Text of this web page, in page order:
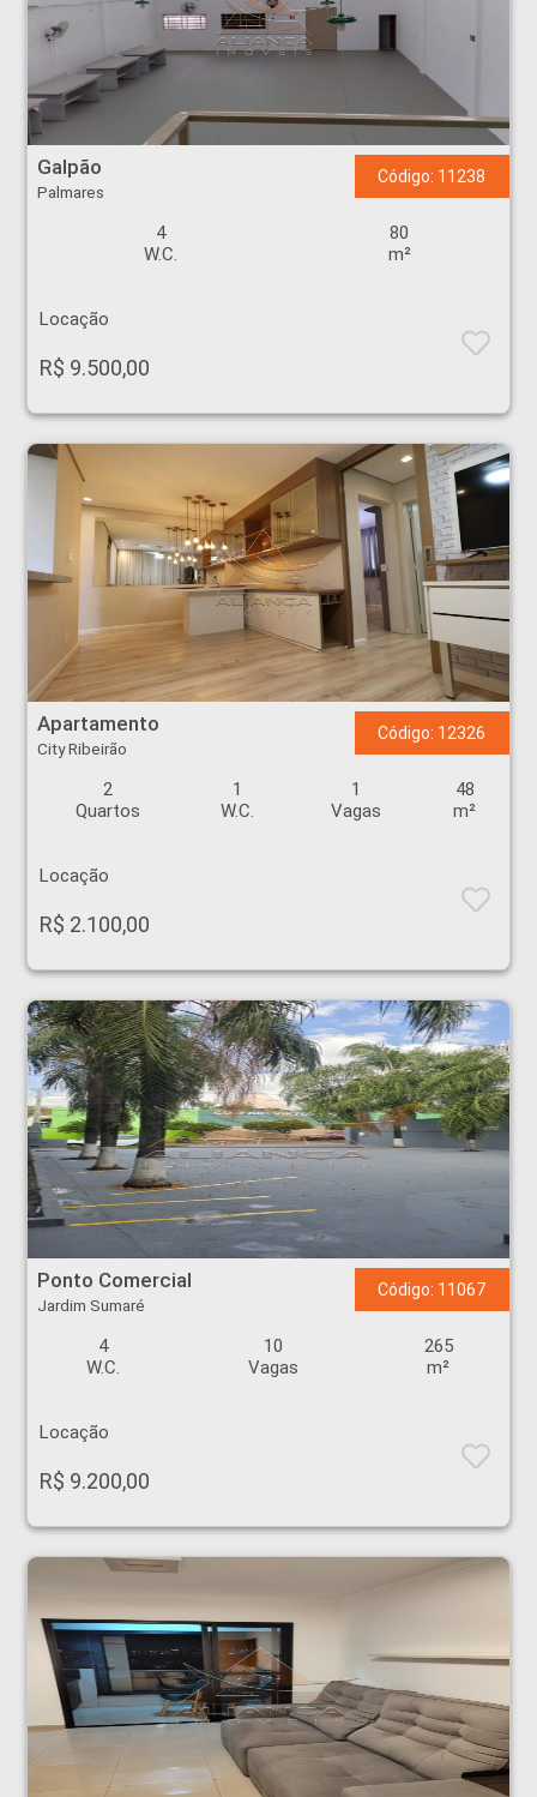
Galpão - Palmares - Ribeirão Preto
Galpão
Palmares
Código: 11238
4
W.C.
80
m²
Locação
R$ 9.500,00
Apartamento - City Ribeirão - Ribeirão Preto
Apartamento
City Ribeirão
Código: 12326
2
Quartos
1
W.C.
1
Vagas
48
m²
Locação
R$ 2.100,00
Ponto Comercial - Jardim Sumaré - Ribeirão Preto
Ponto Comercial
Jardim Sumaré
Código: 11067
4
W.C.
10
Vagas
265
m²
Locação
R$ 9.200,00